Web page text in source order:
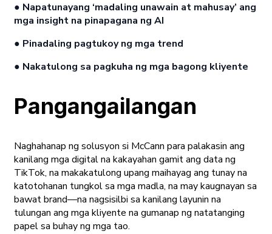
● Napatunayang ‘madaling unawain at mahusay’ ang
mga insight na pinapagana ng AI
● Pinadaling pagtukoy ng mga trend
● Nakatulong sa pagkuha ng mga bagong kliyente
Pangangailangan
Naghahanap ng solusyon si McCann para palakasin ang
kanilang mga digital na kakayahan gamit ang data ng
TikTok, na makakatulong upang maihayag ang tunay na
katotohanan tungkol sa mga madla, na may kaugnayan sa
bawat brand—na nagsisilbi sa kanilang layunin na
tulungan ang mga kliyente na gumanap ng natatanging
papel sa buhay ng mga tao.